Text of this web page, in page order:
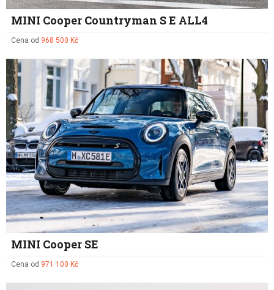
MINI Cooper Countryman S E ALL4
Cena od 968 500 Kč
MINI Cooper SE
Cena od 971 100 Kč